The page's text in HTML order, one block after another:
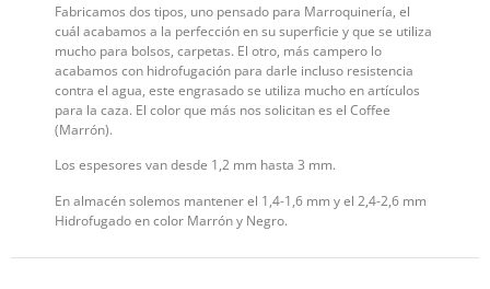
Fabricamos dos tipos, uno pensado para Marroquinería, el
cuál acabamos a la perfección en su superficie y que se utiliza
mucho para bolsos, carpetas. El otro, más campero lo
acabamos con hidrofugación para darle incluso resistencia
contra el agua, este engrasado se utiliza mucho en artículos
para la caza. El color que más nos solicitan es el Coffee
(Marrón).
Los espesores van desde 1,2 mm hasta 3 mm.
En almacén solemos mantener el 1,4-1,6 mm y el 2,4-2,6 mm
Hidrofugado en color Marrón y Negro.